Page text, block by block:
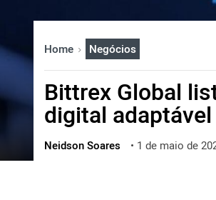
한국어
العربية
ไทย
ქართული
Home Negócios
Bittrex Global
digital
Neidson Soares • 1 de maio de